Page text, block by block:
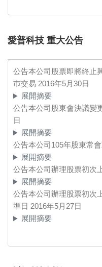
愛普科技 重大公告
公告本公司股票即將終止
巿交易 2016年5月30日
展開摘要
公告本公司股東會決議變
日
展開摘要
公告本公司105年股東常
展開摘要
公告本公司辦理股票初次
展開摘要
公告本公司辦理股票初次
準日 2016年5月27日
展開摘要